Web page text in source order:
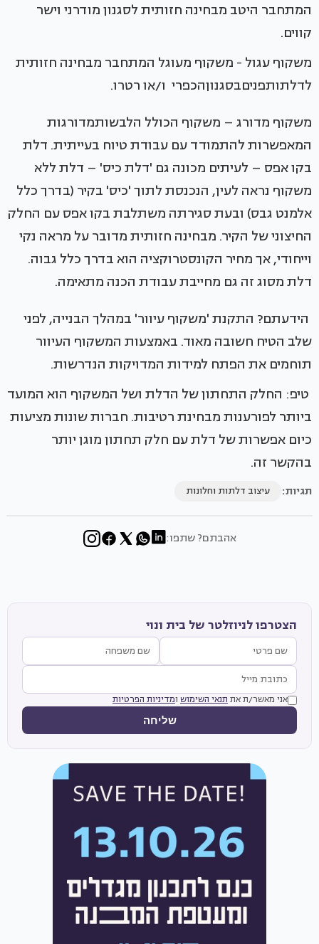
המתחבר היטב מבחינה חזותית לסגנון מודרני וישר
קווים.
משקוף עגול - משקוף מעוגל המתחבר מבחינה חזותית
לדלתותפניםבסגנוןהכפרי ו/או רטרו.
משקוף מדורג – משקוף הכולל הלבשותמדורגות
המאפשרות להתמודד עם עבודת טיוח בעייתית. דלת
בקו אפס – לעיתים מכונה גם 'דלת כיס' – דלת ללא
משקוף נראה לעין, הנכנסת לתוך 'כיס' בקיר (בדרך כלל
אלמנט גבס) ובעת סגירתה משתלבת בקו אפס עם החלק
החיצוני של הקיר. מבחינה חזותית מדובר על מראה נקי
וייחודי, אך מחיר הקונסטרוקציה הוא בדרך כלל גבוה.
דלת מסוג זה גם מחייבת עבודת הכנה מתאימה.
הידעתם? התקנת 'משקוף עיוור' במהלך הבנייה, לפני
שלב הטיח חשובה מאוד. באמצעות המשקוף העיוור
תוחמים את הפתח למידות המדויקות הנדרשות.
טיפ: החלק התחתון של הדלת ושל המשקוף הוא המועד
ביותר לפורענות מבחינת רטיבות. חברות שונות מציעות
כיום אפשרות של דלת עם חלק תחתון מוגן יותר
בהקשר זה.
תגיות: עיצוב דלתות וחלונות
אהבתם? שתפו:
הצטרפו לניוזלטר של בית ונוי
אני מאשר/ת את תנאי השימוש ומדיניות הפרטיות
שליחה